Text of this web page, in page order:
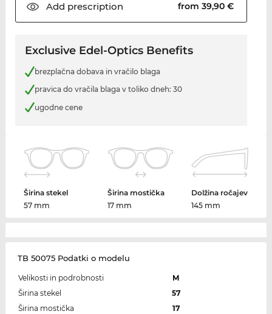
Add prescription from 39,90 €
Exclusive Edel-Optics Benefits
brezplačna dobava in vračilo blaga
pravica do vračila blaga v toliko dneh: 30
ugodne cene
Širina stekel
57 mm
Širina mostička
17 mm
Dolžina ročajev
145 mm
TB 50075 Podatki o modelu
Velikosti in podrobnosti
M
Širina stekel
57
Širina mostička
17